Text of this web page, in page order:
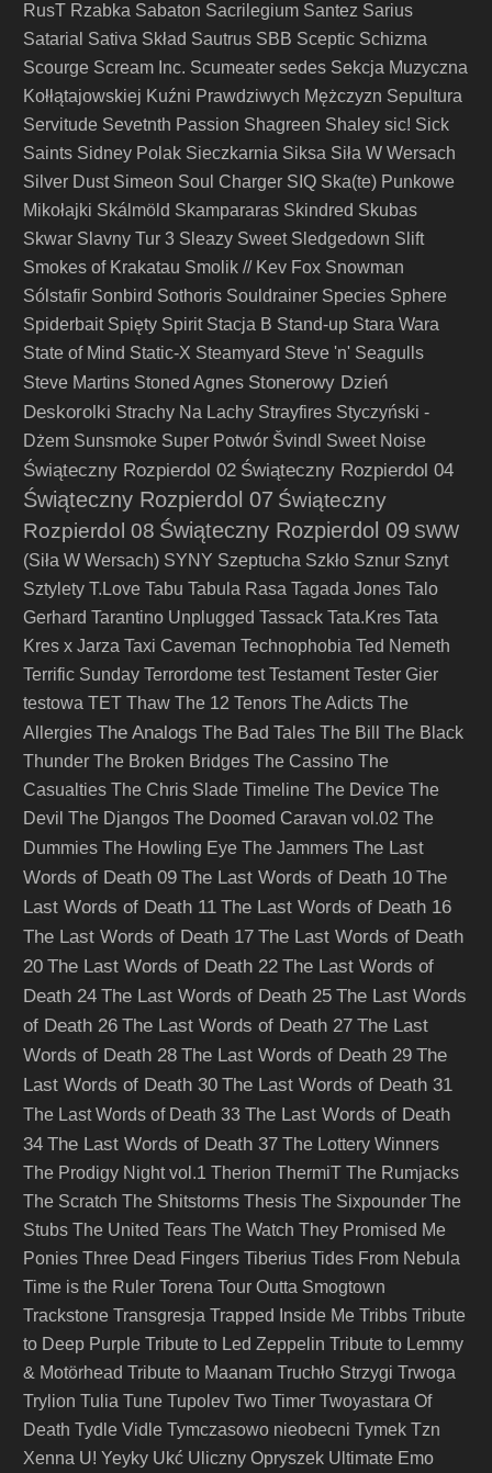
RusT Rzabka Sabaton Sacrilegium Santez Sarius
Satarial Sativa Skład Sautrus SBB Sceptic Schizma
Scourge Scream Inc. Scumeater sedes Sekcja Muzyczna
Kołłątajowskiej Kuźni Prawdziwych Mężczyzn Sepultura
Servitude Sevetnth Passion Shagreen Shaley sic! Sick
Saints Sidney Polak Sieczkarnia Siksa Siła W Wersach
Silver Dust Simeon Soul Charger SIQ Ska(te) Punkowe
Mikołajki Skálmöld Skampararas Skindred Skubas
Skwar Slavny Tur 3 Sleazy Sweet Sledgedown Slift
Smokes of Krakatau Smolik // Kev Fox Snowman
Sólstafir Sonbird Sothoris Souldrainer Species Sphere
Spiderbait Spięty Spirit Stacja B Stand-up Stara Wara
State of Mind Static-X Steamyard Steve 'n' Seagulls
Steve Martins Stoned Agnes Stonerowy Dzień
Deskorolki Strachy Na Lachy Strayfires Styczyński -
Dżem Sunsmoke Super Potwór Švindl Sweet Noise
Świąteczny Rozpierdol 02 Świąteczny Rozpierdol 04
Świąteczny Rozpierdol 07 Świąteczny
Rozpierdol 08 Świąteczny Rozpierdol 09 SWW
(Siła W Wersach) SYNY Szeptucha Szkło Sznur Sznyt
Sztylety T.Love Tabu Tabula Rasa Tagada Jones Talo
Gerhard Tarantino Unplugged Tassack Tata.Kres Tata
Kres x Jarza Taxi Caveman Technophobia Ted Nemeth
Terrific Sunday Terrordome test Testament Tester Gier
testowa TET Thaw The 12 Tenors The Adicts The
Allergies The Analogs The Bad Tales The Bill
The Black
Thunder The Broken Bridges The Cassino The
Casualties The Chris Slade Timeline The Device The
Devil The Djangos The Doomed Caravan vol.02 The
Dummies The Howling Eye The Jammers The Last
Words of Death 09 The Last Words of Death 10 The
Last Words of Death 11 The Last Words of Death 16
The Last Words of Death 17 The Last Words of Death
20 The Last Words of Death 22 The Last Words of
Death 24 The Last Words of Death 25 The Last Words
of Death 26 The Last Words of Death 27 The Last
Words of Death 28 The Last Words of Death 29 The
Last Words of Death 30 The Last Words of Death 31
The Last Words of Death 33 The Last Words of Death
34 The Last Words of Death 37 The Lottery Winners
The Prodigy Night vol.1 Therion ThermiT The Rumjacks
The Scratch The Shitstorms Thesis The Sixpounder The
Stubs The United Tears The Watch They Promised Me
Ponies Three Dead Fingers Tiberius Tides From Nebula
Time is the Ruler Torena Tour Outta Smogtown
Trackstone Transgresja Trapped Inside Me Tribbs Tribute
to Deep Purple Tribute to Led Zeppelin Tribute to Lemmy
& Motörhead Tribute to Maanam Truchło Strzygi Trwoga
Trylion Tulia Tune Tupolev Two Timer Twoyastara Of
Death Tydle Vidle Tymczasowo nieobecni Tymek Tzn
Xenna U! Yeyky Ukć Uliczny Opryszek Ultimate Emo